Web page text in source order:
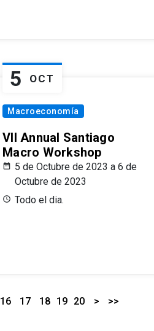
5 OCT
Macroeconomía
VII Annual Santiago
Macro Workshop
5 de Octubre de 2023 a 6 de
Octubre de 2023
Todo el dia.
16 17 18 19 20 > >>